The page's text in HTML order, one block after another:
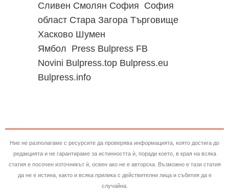
Сливен Смолян София София
област Стара Загора Търговище
Хасково Шумен
Ямбол Press Bulpress FB
Novini Bulpress.top Bulpress.eu
Bulpress.info
Ние не разполагаме с ресурсите да проверява информацията, която достига до
редакцията и не гарантираме за истинността ѝ, поради което, в края на всяка
статия е посочен източникът ѝ, освен ако не е авторска. Възможно е тази статия
да не е истина, както и всяка прилика с действителни лица и събития да е
случайна.